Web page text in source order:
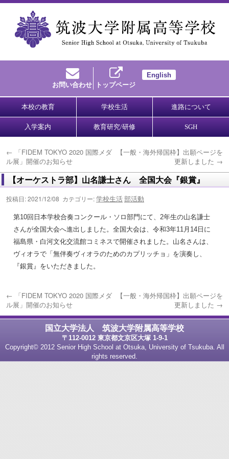
お問い合わせ トップページ
English
本校の教育 学校生活 進路について
入学案内 教育研究/研修 SGH
←
「FIDEM TOKYO 2020 国際メダ
ル展」開催のお知らせ
【一般・海外帰国枠】出願ページを
更新しました →
【オーケストラ部】山名謙士さん 全国大会『銀賞』
投稿日: 2021/12/08 カテゴリー:学校生活部活動
第10回日本学校合奏コンクール・ソロ部門にて、2年生の山名謙士
さんが全国大会へ進出しました。全国大会は、令和3年11月14日に
福島県・白河文化交流館コミネスで開催されました。山名さんは、
ヴィオラで「無伴奏ヴィオラのためのカプリッチョ」を演奏し、
『銀賞』をいただきました。
←
「FIDEM TOKYO 2020 国際メダ
ル展」開催のお知らせ
【一般・海外帰国枠】出願ページを
更新しました →
国立大学法人 筑波大学附属高等学校
〒112-0012 東京都文京区大塚 1-9-1
Copyright© 2012 Senior High School at Otsuka, University of Tsukuba. All
rights reserved.